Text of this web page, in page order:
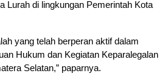
Lurah di lingkungan Pemerintah Kota
yang telah berperan aktif dalam
Hukum dan Kegiatan Keparalegalan
Selatan,” paparnya.